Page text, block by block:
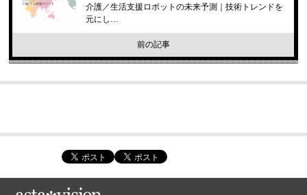
介護／生活支援ロボットの未来予測｜技術トレンドを
元にし…
前の記事